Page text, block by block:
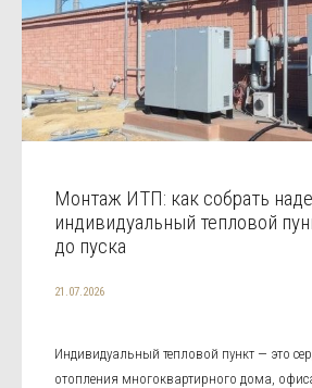
Монтаж ИТП: как собрать
индивидуальный тепловой
до пуска
21.07.2026
Индивидуальный тепловой пункт — это
отопления многоквартирного дома,